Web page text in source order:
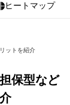
ヒートマップ
ットを紹介
保型など